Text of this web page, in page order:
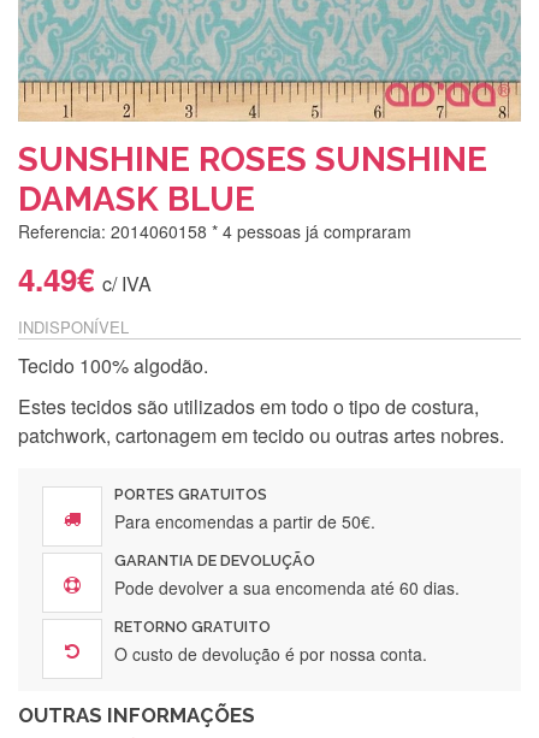
SUNSHINE ROSES SUNSHINE
DAMASK BLUE
Referencia: 2014060158 * 4 pessoas já compraram
4.49€ c/ IVA
INDISPONÍVEL
Tecido 100% algodão.
Estes tecidos são utilizados em todo o tipo de costura,
patchwork, cartonagem em tecido ou outras artes nobres.
PORTES GRATUITOS
Para encomendas a partir de 50€.
GARANTIA DE DEVOLUÇÃO
Pode devolver a sua encomenda até 60 dias.
RETORNO GRATUITO
O custo de devolução é por nossa conta.
OUTRAS INFORMAÇÕES